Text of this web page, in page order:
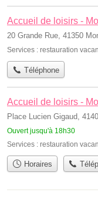
Accueil de loisirs -
20 Grande Rue, 41350
Services : restauration
Téléphone
Accueil de loisirs -
Place Lucien Gigaud,
Ouvert jusqu'à 18h30
Services : restauration
Horaires